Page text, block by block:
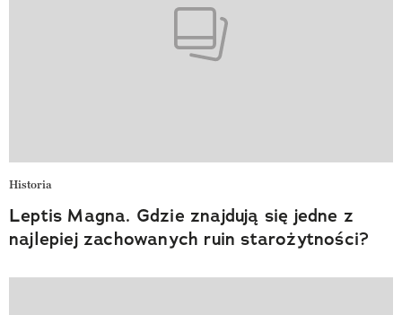
Historia
Leptis Magna. Gdzie znajdują się jedne z
najlepiej zachowanych ruin starożytności?